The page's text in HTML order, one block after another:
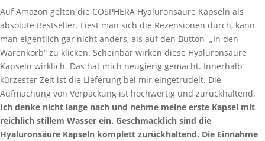
Auf Amazon gelten die COSPHERA Hyaluronsäure Kapseln als
absolute Bestseller. Liest man sich die Rezensionen durch, kann
man eigentlich gar nicht anders, als auf den Button „In den
Warenkorb“ zu klicken. Scheinbar wirken diese Hyaluronsäure
Kapseln wirklich. Das hat mich neugierig gemacht. Innerhalb
kürzester Zeit ist die Lieferung bei mir eingetrudelt. Die
Aufmachung von Verpackung ist hochwertig und zurückhaltend.
Ich denke nicht lange nach und nehme meine erste Kapsel mit
reichlich stillem Wasser ein. Geschmacklich sind die
Hyaluronsäure Kapseln komplett zurückhaltend. Die Einnahme